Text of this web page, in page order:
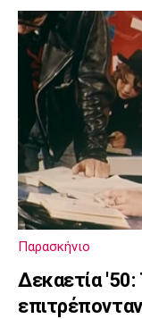
Ντόρτμουντ
Μονακό
Παρασκήνιο
Δεκαετία '50: